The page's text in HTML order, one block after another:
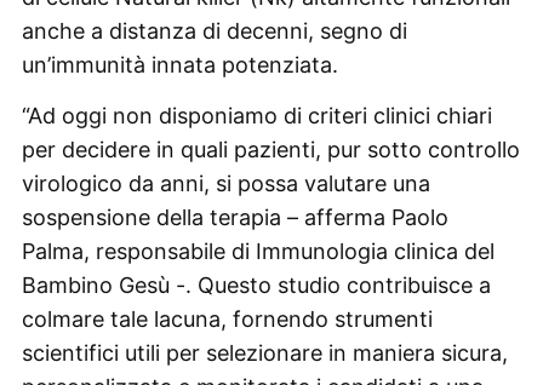
anche a distanza di decenni, segno di
un’immunità innata potenziata.
“Ad oggi non disponiamo di criteri clinici chiari
per decidere in quali pazienti, pur sotto controllo
virologico da anni, si possa valutare una
sospensione della terapia – afferma Paolo
Palma, responsabile di Immunologia clinica del
Bambino Gesù -. Questo studio contribuisce a
colmare tale lacuna, fornendo strumenti
scientifici utili per selezionare in maniera sicura,